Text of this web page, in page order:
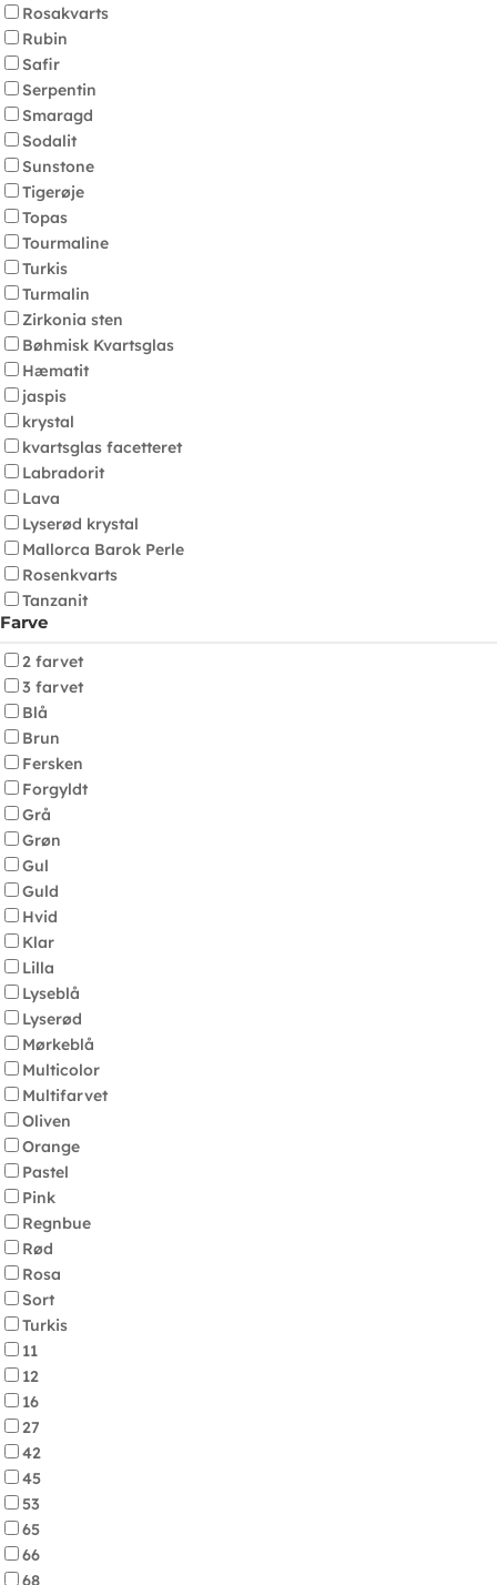
Rosakvarts
Rubin
Safir
Serpentin
Smaragd
Sodalit
Sunstone
Tigerøje
Topas
Tourmaline
Turkis
Turmalin
Zirkonia sten
Bøhmisk Kvartsglas
Hæmatit
jaspis
krystal
kvartsglas facetteret
Labradorit
Lava
Lyserød krystal
Mallorca Barok Perle
Rosenkvarts
Tanzanit
Farve
2 farvet
3 farvet
Blå
Brun
Fersken
Forgyldt
Grå
Grøn
Gul
Guld
Hvid
Klar
Lilla
Lyseblå
Lyserød
Mørkeblå
Multicolor
Multifarvet
Oliven
Orange
Pastel
Pink
Regnbue
Rød
Rosa
Sort
Turkis
11
12
16
27
42
45
53
65
66
68